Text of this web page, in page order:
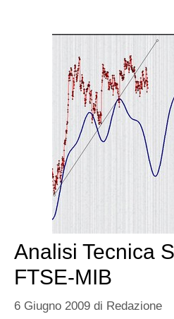
Analisi Tecnica
FTSE-MIB
6 Giugno 2009 di Redazione